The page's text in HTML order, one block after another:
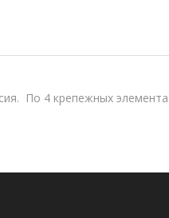
По 4 крепежных